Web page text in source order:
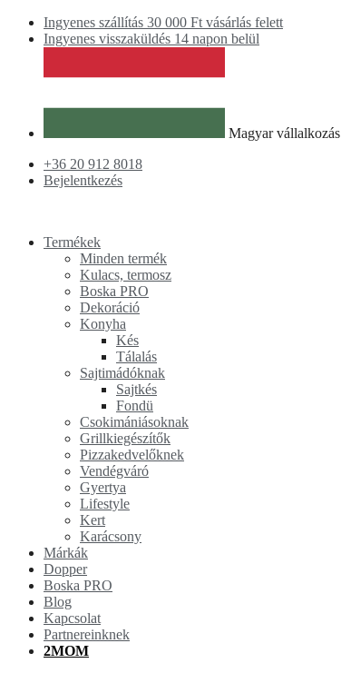
KilépésIngyenes szállítás 30 000 Ft vásárlás felett
Ingyenes visszaküldés 14 napon belül
Magyar vállalkozás
+36 20 912 8018
Bejelentkezés
Termékek
Minden termék
Kulacs, termosz
Boska PRO
Dekoráció
Konyha
Kés
Tálalás
Sajtimádóknak
Sajtkés
Fondü
Csokimániásoknak
Grillkiegészítők
Pizzakedvelőknek
Vendégváró
Gyertya
Lifestyle
Kert
Karácsony
Márkák
Dopper
Boska PRO
Blog
Kapcsolat
Partnereinknek
2MOM